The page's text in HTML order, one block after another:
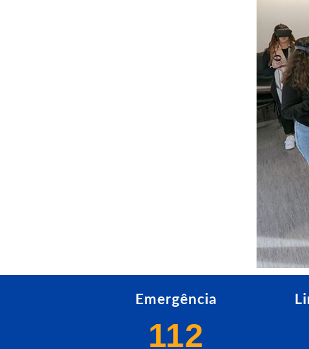
Emergência
112